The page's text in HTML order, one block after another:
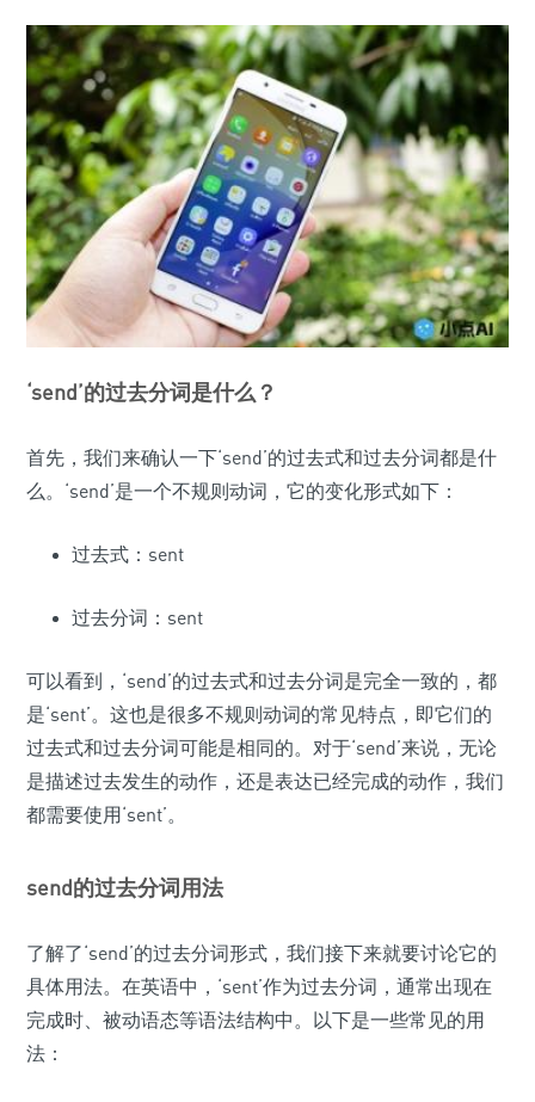
‘send’的过去分词是什么？
首先，我们来确认一下‘send’的过去式和过去分词都是什
么。‘send’是一个不规则动词，它的变化形式如下：
过去式：sent
过去分词：sent
可以看到，‘send’的过去式和过去分词是完全一致的，都
是‘sent’。这也是很多不规则动词的常见特点，即它们的
过去式和过去分词可能是相同的。对于‘send’来说，无论
是描述过去发生的动作，还是表达已经完成的动作，我们
都需要使用‘sent’。
send的过去分词用法
了解了‘send’的过去分词形式，我们接下来就要讨论它的
具体用法。在英语中，‘sent’作为过去分词，通常出现在
完成时、被动语态等语法结构中。以下是一些常见的用
法：